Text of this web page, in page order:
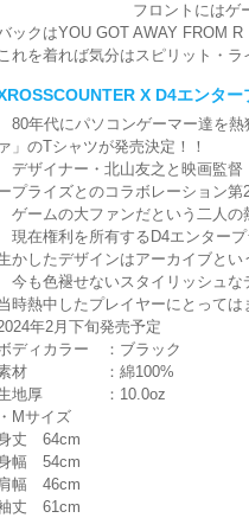
フロントにはゲ
ックはYOU GOT AWAY FROM
れを着れば気分はスピリット・ラ
X D4エンタ
80年代にパソコンゲーマー達を熱
ァ」のTシャツが発売決定！！
デザイナー・北山友之と映画監督
プライズとのコラボレーション第
ゲームの大ファンだという二人の
現在権利を所有するD4エンター
かしたデザインはアーカイブと
今も色褪せないスタイリッシュな
時熱中したプレイヤーにとって
年2月下旬発売予定
ディカラー ：ブラック
材 ：綿100%
地厚 ：10.0oz
・Mサイズ
丈 64cm
幅 54cm
幅 46cm
丈 61cm